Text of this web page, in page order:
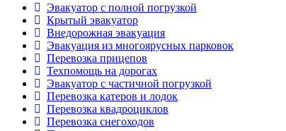
Эвакуатор с полной погрузкой
Крытый эвакуатор
Внедорожная эвакуация
Эвакуация из многоярусных парковок
Перевозка прицепов
Техпомощь на дорогах
Эвакуатор с частичной погрузкой
Перевозка катеров и лодок
Перевозка квадроциклов
Перевозка снегоходов